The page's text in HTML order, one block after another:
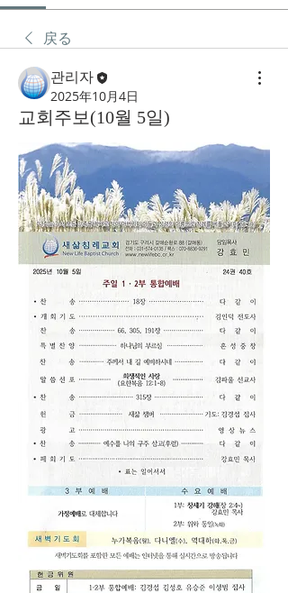
戻る
관리자
2025年10月4日
교회주보(10월 5일)